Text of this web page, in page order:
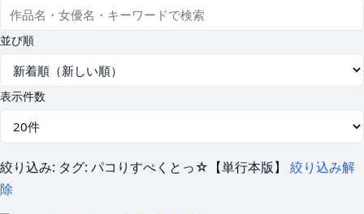
並び順
表示件数
絞り込み: タグ: パコりすぺくとっ☆【単行本版】 絞り込み解
除